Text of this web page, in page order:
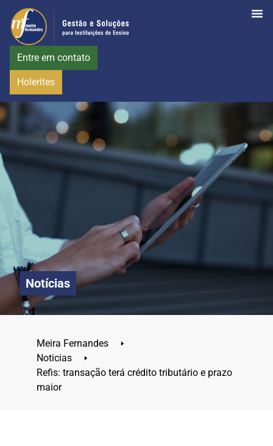
Entre em contato
Holerites
Notícias
Meira Fernandes
🢒
Noticias
🢒
Refis: transação terá crédito tributário e prazo
maior